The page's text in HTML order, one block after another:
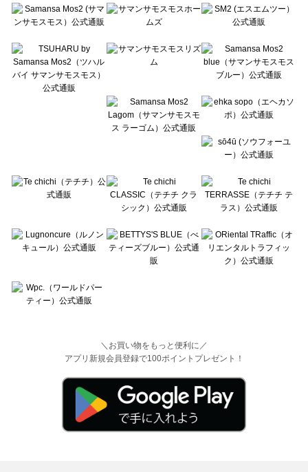
Te chichi（テチチ）のオールインワン一覧
Te chichi CLASSIC（テチチ クラシック）のオールインワン一覧
Lugnoncure（ルノンキュール）のオールインワン一覧
BETTY'S BLUE（べティーズブルー）のオールインワン一覧
Wpc.（ワールドパーティー）のオールインワン一覧
＼お買い物をもっと便利に／
アプリ新規会員登録で100ポイントプレゼント！